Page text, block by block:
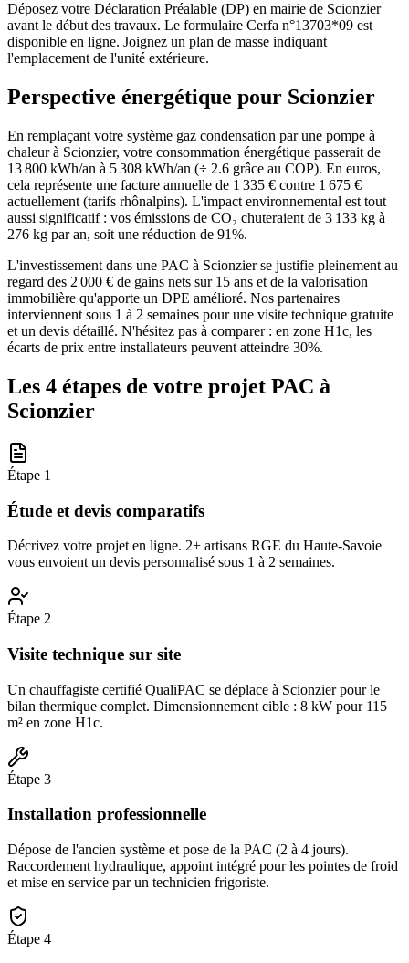
Déposez votre Déclaration Préalable (DP) en mairie de Scionzier
avant le début des travaux. Le formulaire Cerfa n°13703*09 est
disponible en ligne. Joignez un plan de masse indiquant
l'emplacement de l'unité extérieure.
Perspective énergétique pour Scionzier
En remplaçant votre système gaz condensation par une pompe à
chaleur à Scionzier, votre consommation énergétique passerait de
13 800 kWh/an à 5 308 kWh/an (÷ 2.6 grâce au COP). En euros,
cela représente une facture annuelle de 1 335 € contre 1 675 €
actuellement (tarifs rhônalpins). L'impact environnemental est tout
aussi significatif : vos émissions de CO₂ chuteraient de 3 133 kg à
276 kg par an, soit une réduction de 91%.
L'investissement dans une PAC à Scionzier se justifie pleinement au
regard des 2 000 € de gains nets sur 15 ans et de la valorisation
immobilière qu'apporte un DPE amélioré. Nos partenaires
interviennent sous 1 à 2 semaines pour une visite technique gratuite
et un devis détaillé. N'hésitez pas à comparer : en zone H1c, les
écarts de prix entre installateurs peuvent atteindre 30%.
Les 4 étapes de votre projet PAC à
Scionzier
Étape 1
Étude et devis comparatifs
Décrivez votre projet en ligne. 2+ artisans RGE du Haute-Savoie
vous envoient un devis personnalisé sous 1 à 2 semaines.
Étape 2
Visite technique sur site
Un chauffagiste certifié QualiPAC se déplace à Scionzier pour le
bilan thermique complet. Dimensionnement cible : 8 kW pour 115
m² en zone H1c.
Étape 3
Installation professionnelle
Dépose de l'ancien système et pose de la PAC (2 à 4 jours).
Raccordement hydraulique, appoint intégré pour les pointes de froid
et mise en service par un technicien frigoriste.
Étape 4